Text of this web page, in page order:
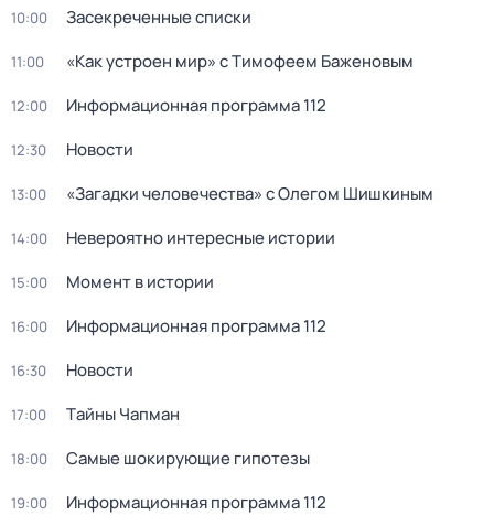
10:00 Заcекрeченные списки
11:00 «Как устроен мир» с Тимофеем Баженовым
12:00 Информационная программа 112
12:30 Новости
13:00 «Загадки человечества» с Олегом Шишкиным
14:00 Невероятно интересные истории
15:00 Момент в истории
16:00 Информационная программа 112
16:30 Новости
17:00 Тaйны Чапман
18:00 Самые шoкиpующие гипотезы
19:00 Информационная программа 112